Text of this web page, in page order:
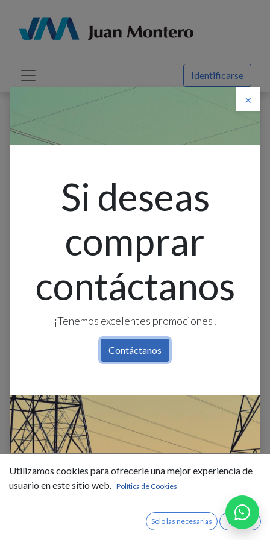
Identificarse
×
Si deseas
comprar
contáctanos
¡Tenemos excelentes promociones!
Contáctanos
Todos los productos
Cinta Led Smd 4K 24v 120led/m
12w/m 800lm Ip20 8mm Interior
Rollo 2x5m
Utilizamos cookies para ofrecerle una mejor experiencia de
usuario en este sitio web. Política de Cookies
Solo las necesarias Acepto